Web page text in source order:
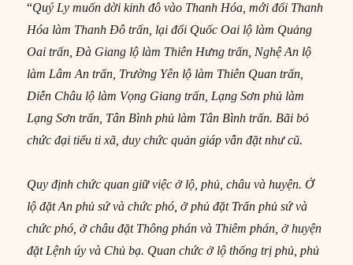
“Quý Ly muốn dời kinh đô vào Thanh Hóa, mới đổi Thanh
Hóa làm Thanh Đô trấn, lại đổi Quốc Oai lộ làm Quảng
Oai trấn, Đà Giang lộ làm Thiên Hưng trấn, Nghệ An lộ
làm Lâm An trấn, Trường Yên lộ làm Thiên Quan trấn,
Diễn Châu lộ làm Vọng Giang trấn, Lạng Sơn phủ làm
Lạng Sơn trấn, Tân Bình phủ làm Tân Bình trấn. Bãi bỏ
chức đại tiểu ti xã, duy chức quản giáp vẫn đặt như cũ.
Quy định chức quan giữviệcởlộ , phủ , châu và huyện.Ở
lộ đặt An phủ sứ và chức phó, ở phủ đặt Trấn phủ sứ và
chức phó, ở châu đặt Thông phán và Thiêm phán, ở huyện
đặt Lệnh úy và Chủ bạ. Quan chức ở lộ thống trị phủ, phủ